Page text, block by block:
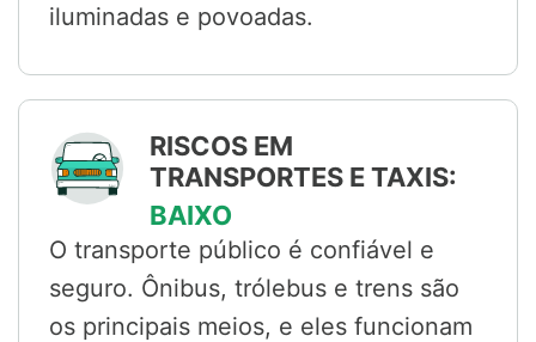
iluminadas e povoadas.
RISCOS EM
TRANSPORTES E TAXIS:
BAIXO
O transporte público é confiável e
seguro. Ônibus, trólebus e trens são
os principais meios, e eles funcionam